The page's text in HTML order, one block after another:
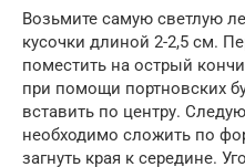
Возьмите самую светлую
кусочки длиной 2-2,5 см.
поместить на острый
при помощи портновских
вставить по центру.
необходимо сложить по
загнуть края к середине.